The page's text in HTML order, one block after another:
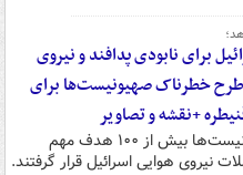
برای نابودی پدافند و نیروی
خطرناک صهیونیست‌ها برای
+نقشه و تصاویر
به ادعای صهیونیست‌ها بیش از ۱۰۰ هدف مهم
هوایی اسرائیل قرار گرفتند.